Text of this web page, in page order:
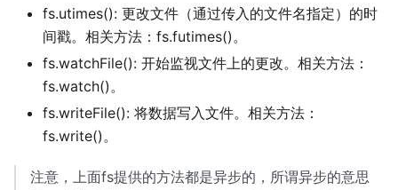
fs.utimes(): 更改文件（通过传入的文件名指定）的时
间戳。相关方法：fs.futimes()。
fs.watchFile(): 开始监视文件上的更改。相关方法：
fs.watch()。
fs.writeFile(): 将数据写入文件。相关方法：
fs.write()。
注意，上面fs提供的方法都是异步的，所谓异步的意思